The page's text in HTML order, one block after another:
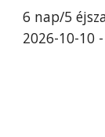
6 nap/5
2026-10-10